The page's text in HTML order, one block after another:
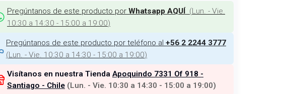
Pregúntanos de este producto por Whatsapp AQUÍ (Lun. - Vie.
10:30 a 14:30 - 15:00 a 19:00)
Pregúntanos de este producto por teléfono al +56 2 2244 3777
(Lun. - Vie. 10:30 a 14:30 - 15:00 a 19:00)
Visítanos en nuestra Tienda Apoquindo 7331 Of 918 -
Santiago - Chile (Lun. - Vie. 10:30 a 14:30 - 15:00 a 19:00)